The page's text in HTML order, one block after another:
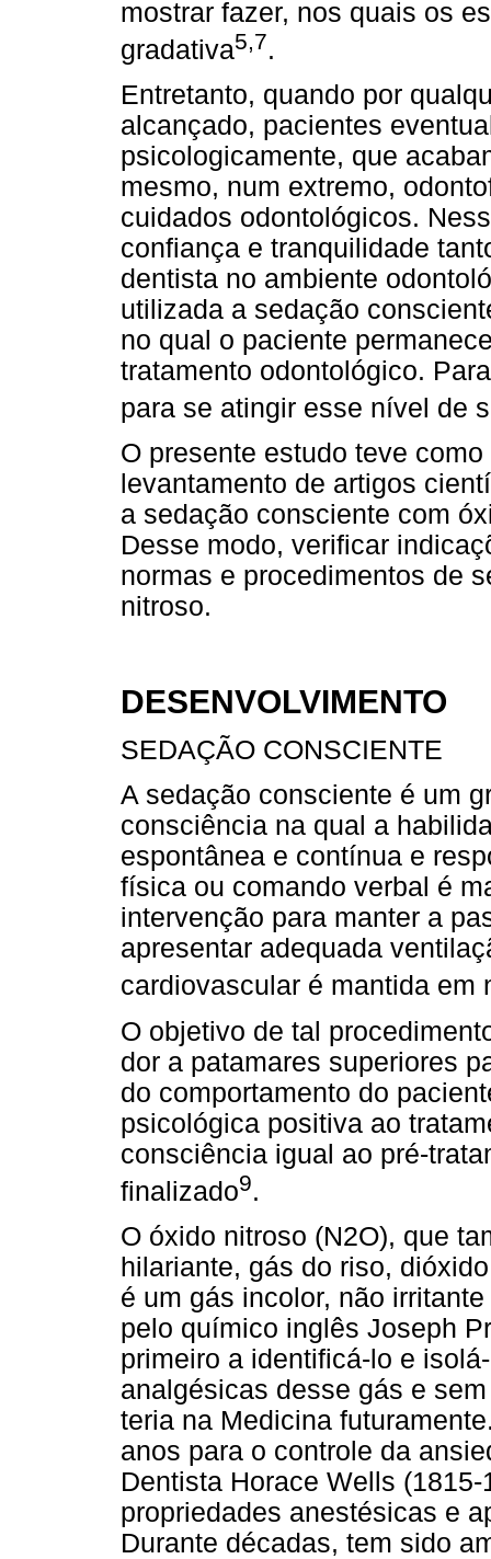
mostrar fazer, nos quais os
gradativa5,7.
Entretanto, quando por
alcançado, pacientes
psicologicamente, que
mesmo, num extremo,
cuidados odontológicos.
confiança e tranquilidade
dentista no ambiente
utilizada a sedação
no qual o paciente
tratamento odontológico.
para se atingir esse nível de
O presente estudo teve
levantamento de artigos
a sedação consciente com
Desse modo, verificar
normas e procedimentos de
nitroso.
DESENVOLVIMENTO
SEDAÇÃO CONSCIENTE
A sedação consciente é um
consciência na qual a
espontânea e contínua e
física ou comando verbal é
intervenção para manter a
apresentar adequada
cardiovascular é mantida em
O objetivo de tal
dor a patamares superiores
do comportamento do
psicológica positiva ao
consciência igual ao pré-
finalizado9.
O óxido nitroso (N2O), que
hilariante, gás do riso,
é um gás incolor, não
pelo químico inglês Joseph
primeiro a identificá-lo e
analgésicas desse gás e
teria na Medicina
anos para o controle da
Dentista Horace Wells
propriedades anestésicas e
Durante décadas, tem sido